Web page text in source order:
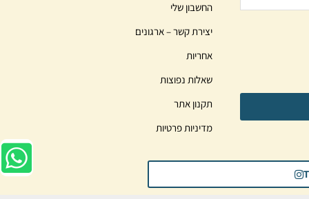
החשבון שלי
יצירת קשר – ארגונים
אחריות
שאלות נפוצות
תקנון אתר
מדיניות פרטיות